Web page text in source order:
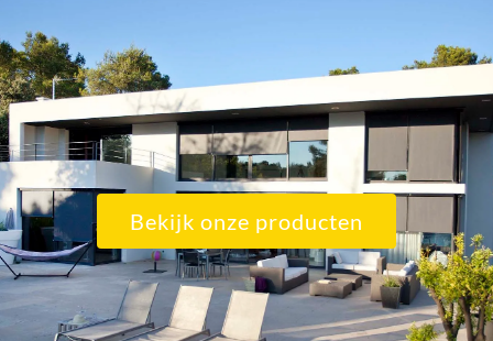
Bekijk onze producten